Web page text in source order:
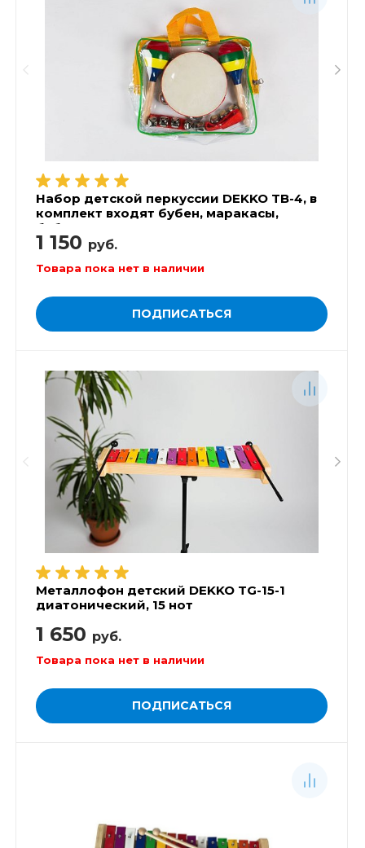
Набор детской перкуссии DEKKO TB-4, в
комплект входят бубен, маракасы,
бубенцы на запястье. Комплектуется
пластиковой, прозрачной сумкой
1 150 руб.
Товара пока нет в наличии
ПОДПИСАТЬСЯ
Металлофон детский DEKKO TG-15-1
диатонический, 15 нот
1 650 руб.
Товара пока нет в наличии
ПОДПИСАТЬСЯ